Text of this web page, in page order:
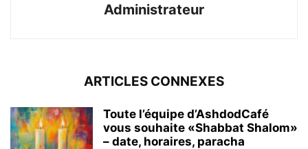
Administrateur
ARTICLES CONNEXES
Toute l’équipe d’AshdodCafé
vous souhaite «Shabbat Shalom»
– date, horaires, paracha